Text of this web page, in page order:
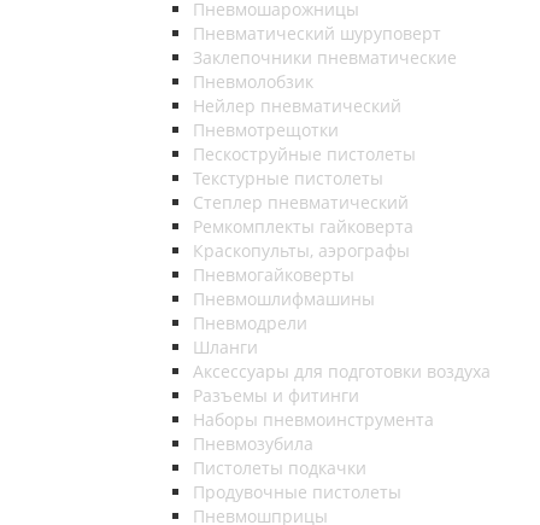
Пневмошарожницы
Пневматический шуруповерт
Заклепочники пневматические
Пневмолобзик
Нейлер пневматический
Пневмотрещотки
Пескоструйные пистолеты
Текстурные пистолеты
Степлер пневматический
Ремкомплекты гайковерта
Краскопульты, аэрографы
Пневмогайковерты
Пневмошлифмашины
Пневмодрели
Шланги
Аксессуары для подготовки воздуха
Разъемы и фитинги
Наборы пневмоинструмента
Пневмозубила
Пистолеты подкачки
Продувочные пистолеты
Пневмошприцы